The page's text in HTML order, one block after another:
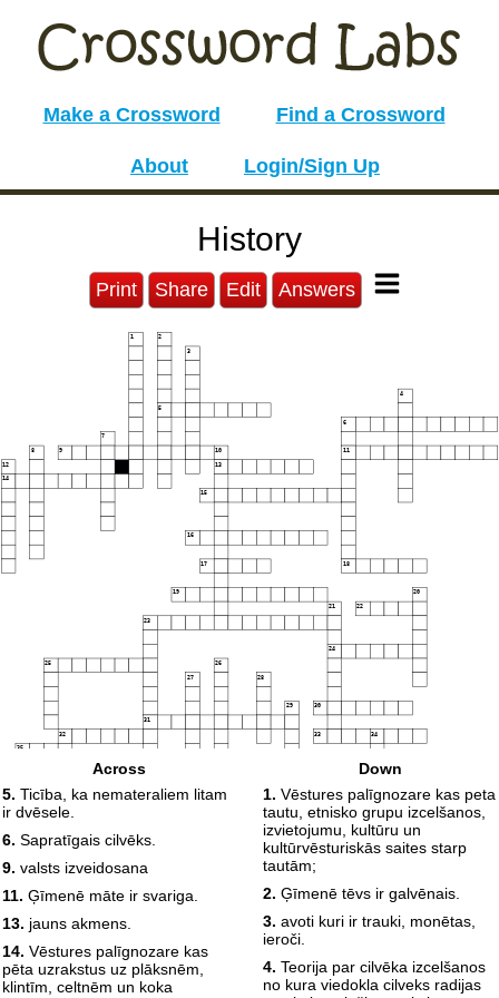
Make a Crossword Find a Crossword
About Login/Sign Up
History
Print Share Edit Answers
1 2
3
4
5
6
7
8 9 10 11
12 13
14
15
16
17 18
19 20
21 22
23
24
25 26
27 28
29 30
31
32 33 34
35
Across
5. Ticība, ka nemateraliem litam
ir dvēsele.
6. Sapratīgais cilvēks.
9. valsts izveidosana
11. Ģīmenē māte ir svariga.
13. jauns akmens.
14. Vēstures palīgnozare kas
pēta uzrakstus uz plāksnēm,
klintīm, celtnēm un koka
Down
1. Vēstures palīgnozare kas peta
tautu, etnisko grupu izcelšanos,
izvietojumu, kultūru un
kultūrvēsturiskās saites starp
tautām;
2. Ģīmenē tēvs ir galvēnais.
3. avoti kuri ir trauki, monētas,
ieroči.
4. Teorija par cilvēka izcelšanos
no kura viedokla cilveks radijas